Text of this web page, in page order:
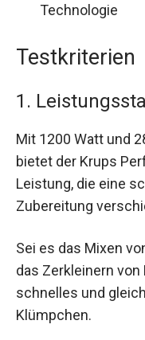
Technologie
Testkriterien
1.
Mit 1200 Watt und
bietet der Krups
Leistung, die eine
Zubereitung
Sei es das Mixen
das Zerkleinern
schnelles und
Klümpchen.